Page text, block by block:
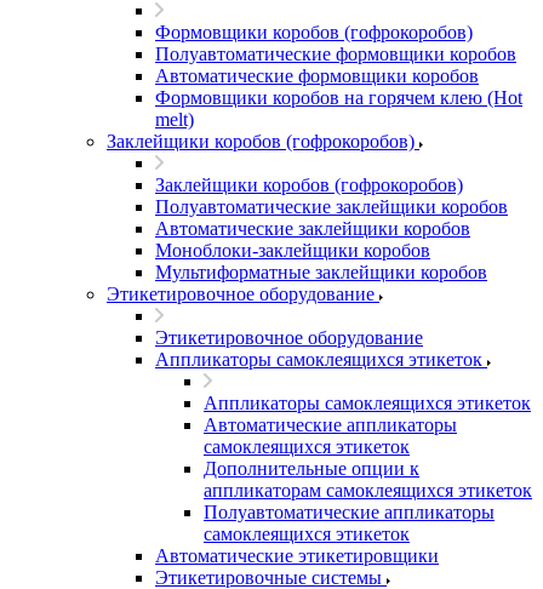
Формовщики коробов (гофрокоробов)
Полуавтоматические формовщики коробов
Автоматические формовщики коробов
Формовщики коробов на горячем клею (Hot
melt)
Заклейщики коробов (гофрокоробов)
Заклейщики коробов (гофрокоробов)
Полуавтоматические заклейщики коробов
Автоматические заклейщики коробов
Моноблоки-заклейщики коробов
Мультиформатные заклейщики коробов
Этикетировочное оборудование
Этикетировочное оборудование
Аппликаторы самоклеящихся этикеток
Аппликаторы самоклеящихся этикеток
Автоматические аппликаторы
самоклеящихся этикеток
Дополнительные опции к
аппликаторам самоклеящихся этикеток
Полуавтоматические аппликаторы
самоклеящихся этикеток
Автоматические этикетировщики
Этикетировочные системы